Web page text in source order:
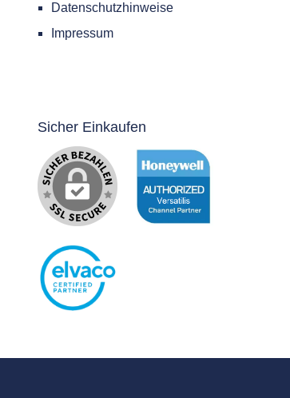
Datenschutzhinweise
Impressum
Sicher Einkaufen